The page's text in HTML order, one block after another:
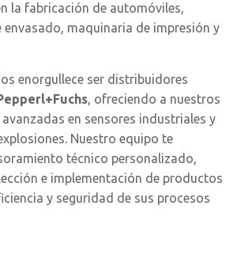
la fabricación de automóviles,
envasado, maquinaria de impresión y
enorgullece ser distribuidores
, ofreciendo a nuestros
en sensores industriales y
Nuestro equipo te
técnico personalizado,
e implementación de productos
y seguridad de sus procesos